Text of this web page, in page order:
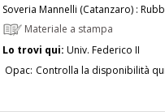
Soveria Mannelli (Catanzaro) :
Materiale a stampa
Lo trovi qui: Univ. Federico II
Opac: Controlla la disponibilità